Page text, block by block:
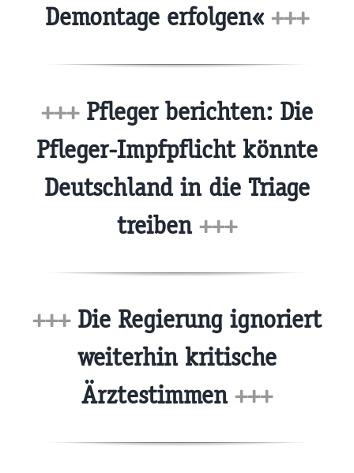
Demontage erfolgen« +++
+++Pfleger berichten: Die
Pfleger-Impfpflicht könnte
Deutschland in die Triage
treiben +++
+++Die Regierung ignoriert
weiterhin kritische
Ärztestimmen +++